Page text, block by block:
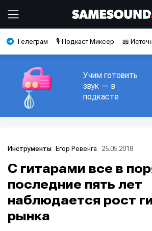
Телеграм 🎙️ Подкаст Миксер 📖
Учим готовить
звук — в
подкасте
Инструменты Егор Ревенга 25.05.2018
С гитарами все в
последние пять лет
наблюдается рост
рынка